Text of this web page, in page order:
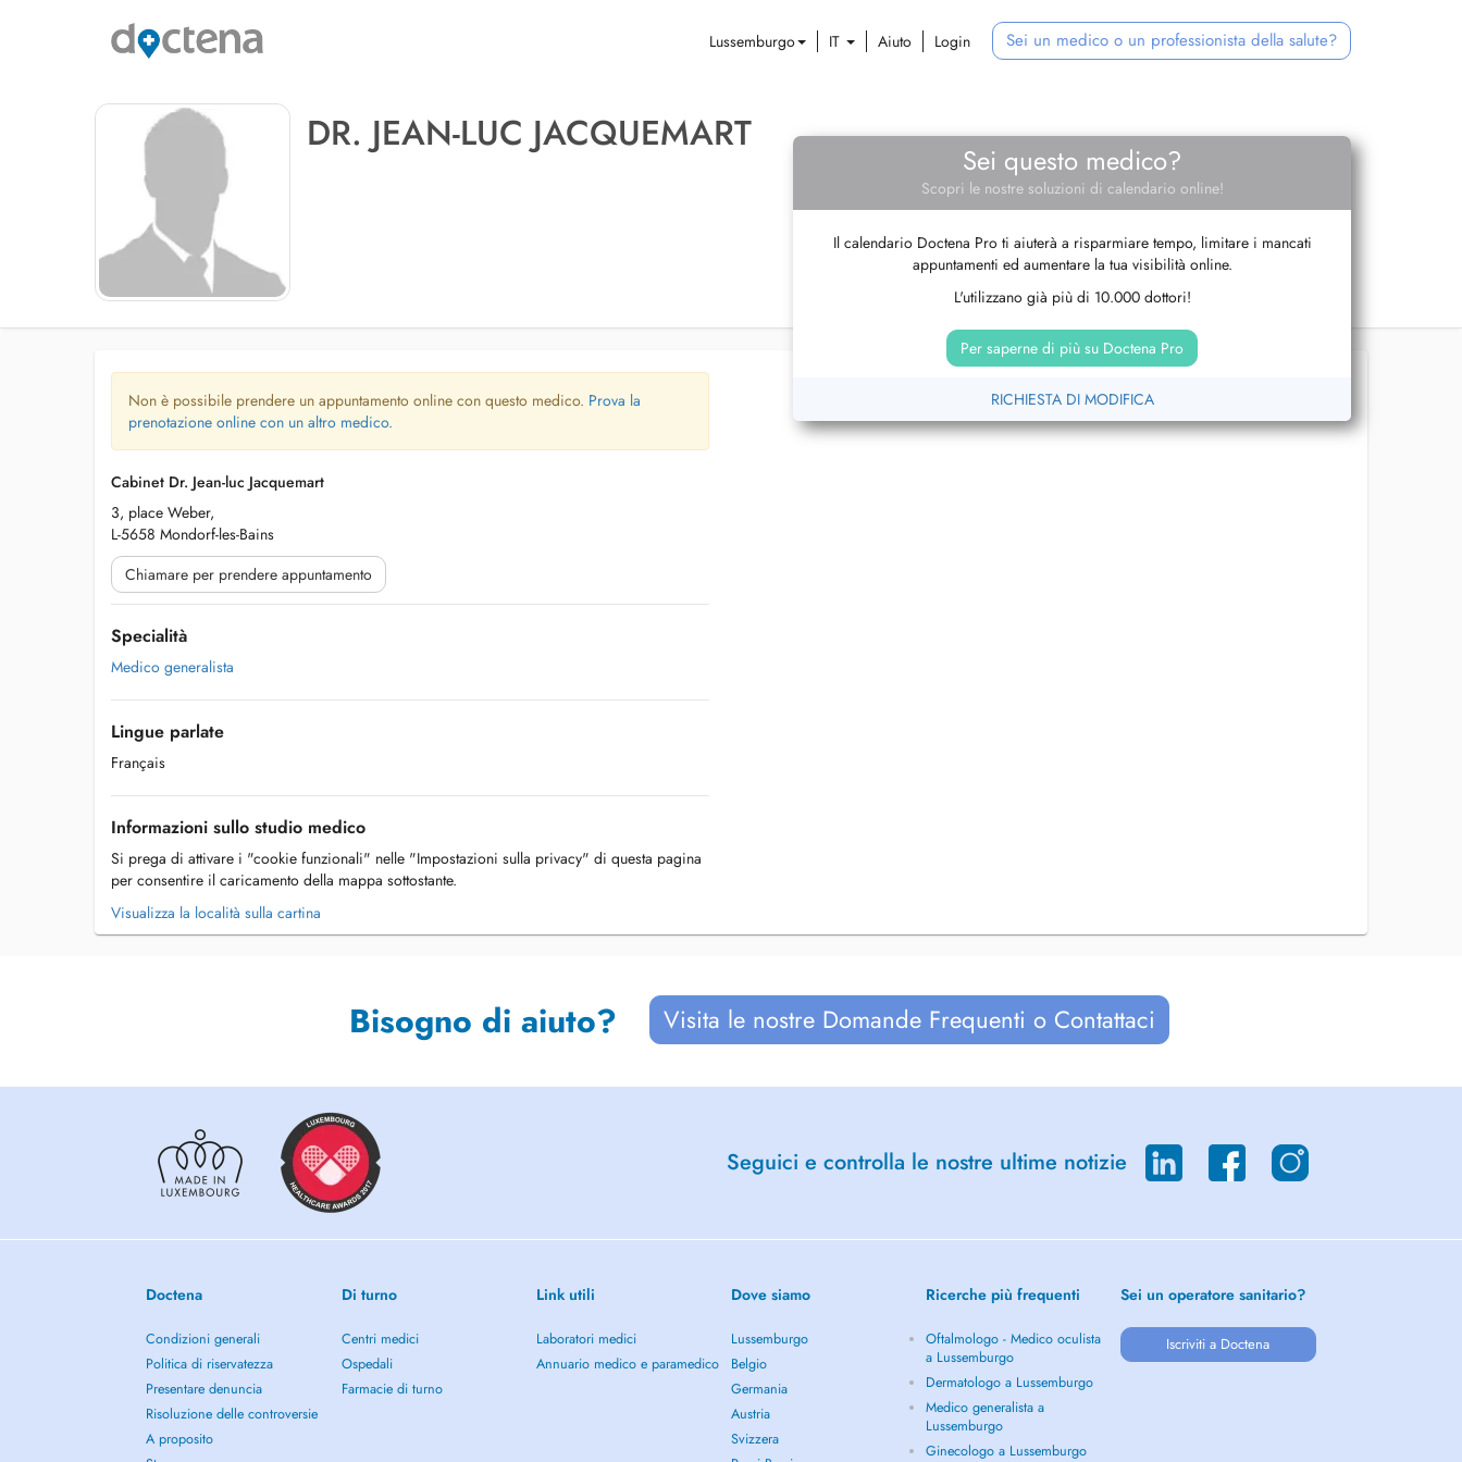
Lussemburgo IT Aiuto Login Sei un medico o un professionista della salute?
DR. JEAN-LUC JACQUEMART
Sei questo medico?
Scopri le nostre soluzioni di calendario online!
Il calendario Doctena Pro ti aiuterà a risparmiare tempo, limitare i mancati
appuntamenti ed aumentare la tua visibilità online.
L'utilizzano già più di 10.000 dottori!
Per saperne di più su Doctena Pro
RICHIESTA DI MODIFICA
Non è possibile prendere un appuntamento online con questo medico. Prova la
prenotazione online con un altro medico.
Cabinet Dr. Jean-luc Jacquemart
3, place Weber,
L-5658 Mondorf-les-Bains
Chiamare per prendere appuntamento
Specialità
Medico generalista
Lingue parlate
Français
Informazioni sullo studio medico
Si prega di attivare i "cookie funzionali" nelle "Impostazioni sulla privacy" di questa pagina
per consentire il caricamento della mappa sottostante.
Visualizza la località sulla cartina
Bisogno di aiuto? Visita le nostre Domande Frequenti o Contattaci
Seguici e controlla le nostre ultime notizie
Doctena
Condizioni generali
Politica di riservatezza
Presentare denuncia
Risoluzione delle controversie
A proposito
Di turno
Centri medici
Ospedali
Farmacie di turno
Link utili
Laboratori medici
Annuario medico e paramedico
Dove siamo
Lussemburgo
Belgio
Germania
Austria
Svizzera
Ricerche più frequenti
Oftalmologo - Medico oculista
a Lussemburgo
Dermatologo a Lussemburgo
Medico generalista a
Lussemburgo
Ginecologo a Lussemburgo
Sei un operatore sanitario?
Iscriviti a Doctena